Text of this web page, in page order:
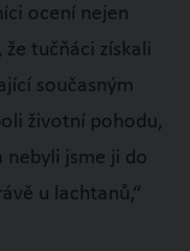
ocení nejen
tučňáci získali
současným
životní pohodu,
nebyli jsme ji do
u lachtanů,“